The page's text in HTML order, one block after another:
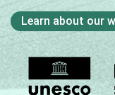
Learn about our